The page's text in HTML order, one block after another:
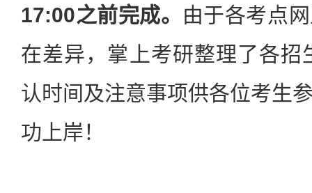
17:00之前完成。
由于各考点
在差异，掌上考研整理了各招
认时间及注意事项供各位考生
功上岸！